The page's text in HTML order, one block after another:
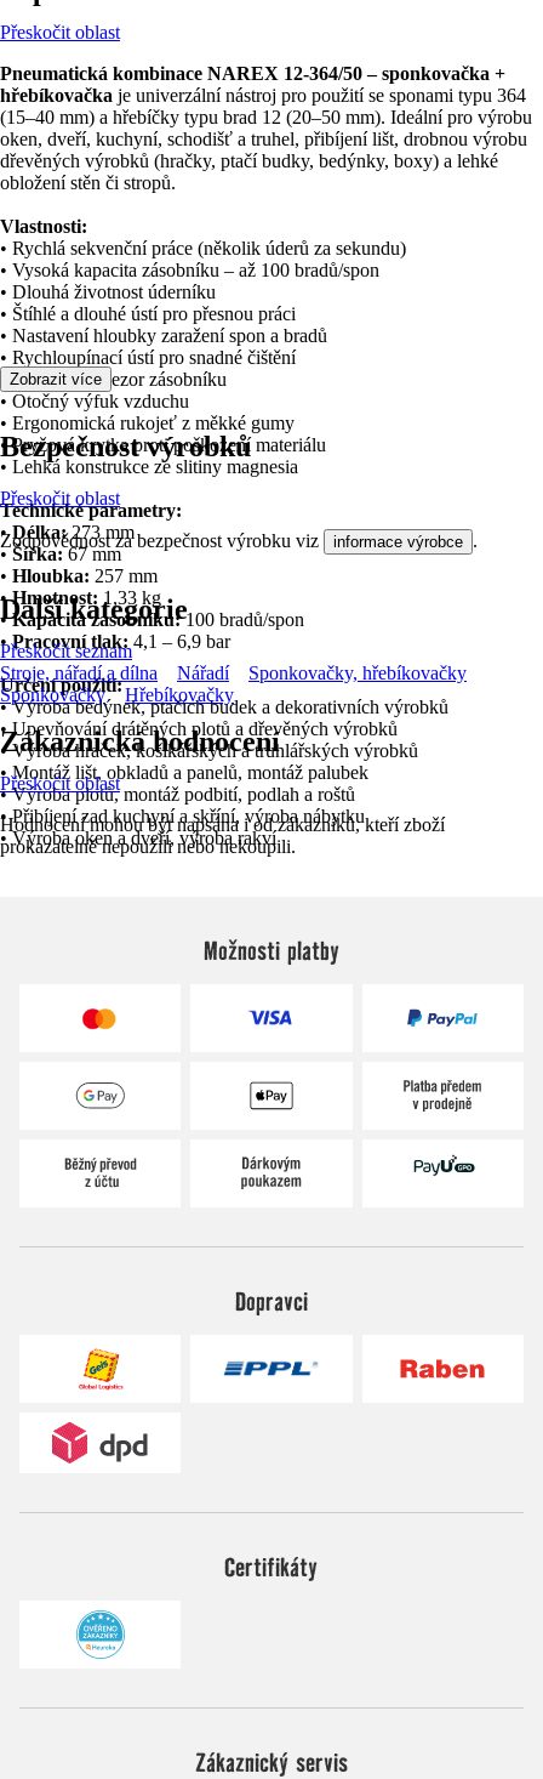
Přeskočit oblast
Pneumatická kombinace NAREX 12-364/50 – sponkovačka +
hřebíkovačka je univerzální nástroj pro použití se sponami typu 364
(15–40 mm) a hřebíčky typu brad 12 (20–50 mm). Ideální pro výrobu
oken, dveří, kuchyní, schodišť a truhel, přibíjení lišt, drobnou výrobu
dřevěných výrobků (hračky, ptačí budky, bedýnky, boxy) a lehké
obložení stěn či stropů.
Vlastnosti:
• Rychlá sekvenční práce (několik úderů za sekundu)
• Vysoká kapacita zásobníku – až 100 bradů/spon
• Dlouhá životnost úderníku
• Štíhlé a dlouhé ústí pro přesnou práci
• Nastavení hloubky zaražení spon a bradů
• Rychloupínací ústí pro snadné čištění
• Kontrolní priezor zásobníku
• Otočný výfuk vzduchu
• Ergonomická rukojeť z měkké gumy
• Pryžová krytka proti poškození materiálu
• Lehká konstrukce ze slitiny magnesia
Technické parametry:
•Délka:273 mm
•Šířka:67 mm
• Hloubka: 257 mm
•Hmotnost: 1,33 kg
•Kapacita zásobníku:100 bradů/spon
•Pracovní tlak: 4,1 – 6,9 bar
Určení použití:
• Výroba bedýnek, ptačích budek a dekorativních výrobků
• Upevňování drátěných plotů a dřevěných výrobků
• Výroba hraček, košíkářských a truhlářských výrobků
• Montáž lišt, obkladů a panelů, montáž palubek
• Výroba plotů, montáž podbití, podlah a roštů
• Přibíjení zad kuchyní a skříní, výroba nábytku
• Výroba oken a dveří, výroba rakví
Zobrazit více
Bezpečnost výrobků
Přeskočit oblast
Zodpovědnost za bezpečnost výrobku viz informace výrobce .
Další kategorie
Přeskočit seznam
Stroje, nářadí a dílna
Nářadí
Sponkovačky, hřebíkovačky
Sponkovačky
Hřebíkovačky
Zákaznická hodnocení
Přeskočit oblast
Hodnocení mohou být napsána i od zákazníků, kteří zboží
prokazatelně nepoužili nebo nekoupili.
Možnosti platby
Dopravci
Certifikáty
Zákaznický servis